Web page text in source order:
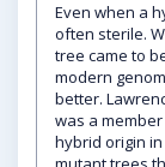
Even when a
often sterile.
tree came to
modern
better.
was a
hybrid origin